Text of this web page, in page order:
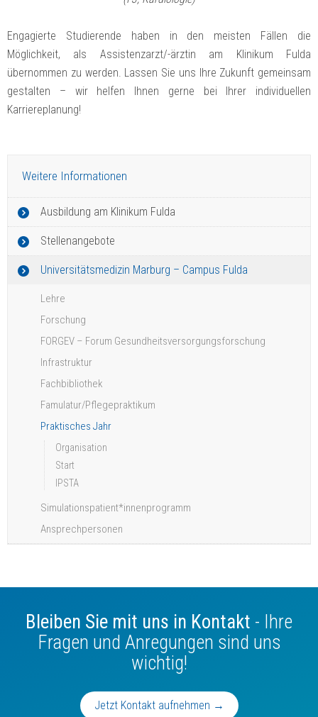
Weitere Informationen
Ausbildung am Klinikum Fulda
Stellenangebote
Universitätsmedizin Marburg – Campus Fulda
Lehre
Forschung
FORGEV – Forum Gesundheitsversorgungsforschung
Infrastruktur
Fachbibliothek
Famulatur/Pflegepraktikum
Praktisches Jahr
Organisation
Start
IPSTA
Simulationspatient*innenprogramm
Ansprechpersonen
Engagierte Studierende haben in den meisten Fällen die
Möglichkeit, als Assistenzarzt/-ärztin am Klinikum Fulda
übernommen zu werden. Lassen Sie uns Ihre Zukunft gemeinsam
gestalten – wir helfen Ihnen gerne bei Ihrer individuellen
Karriereplanung!
Bleiben Sie mit uns in Kontakt - Ihre
Fragen und Anregungen sind uns
wichtig!
Jetzt Kontakt aufnehmen →